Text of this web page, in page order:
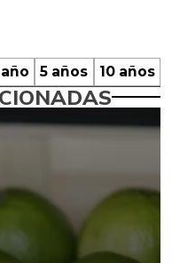
año 5 años 10 años